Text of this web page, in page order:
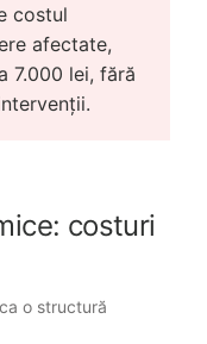
costul
afectate,
7.000 lei, fără
costuri
o structură